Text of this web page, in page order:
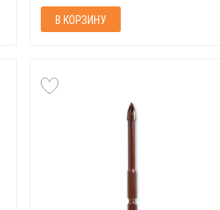
В КОРЗИНУ